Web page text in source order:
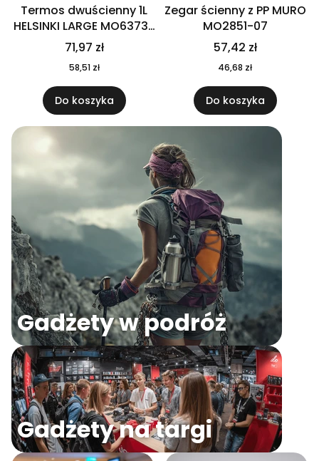
Termos dwuścienny 1L
HELSINKI LARGE MO6373-
04
71,97 zł
58,51 zł
Do koszyka
Zegar ścienny z PP MURO
MO2851-07
57,42 zł
46,68 zł
Do koszyka
Gadżety w podróż
Gadżety na targi